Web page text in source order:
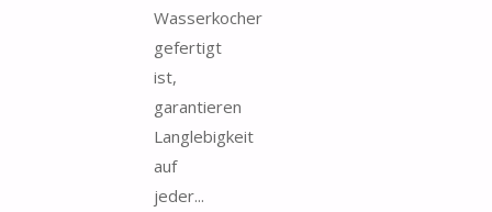
Wasserkocher
gefertigt
ist,
garantieren
Langlebigkeit
auf
jeder...